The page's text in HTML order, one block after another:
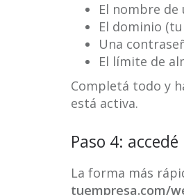
El nombre de
El dominio
Una
El límite de
Completá todo y
está activa.
Paso 4:
La forma más
tuempresa.com/